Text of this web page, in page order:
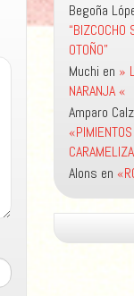
Begoña
“BIZCOCHO
OTOÑO”
Muchi en »
NARANJA «
Amparo
«PIMIENTOS
Alons en